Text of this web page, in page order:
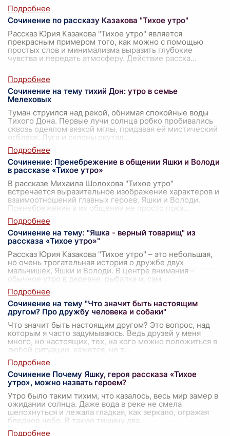
Сочинение по рассказу Казакова "Тихое утро"
Рассказ Юрия Казакова "Тихое утро" является
прекрасным примером того, как можно с помощью
простых слов и минимализма выразить глубокие
чувства и передать атмосферу. Действие расска...
Сочинение на тему тихий Дон: утро в семье
Мелеховых
Туман струился над рекой, обнимая спокойные воды
Тихого Дона. Первые лучи солнца робко пробивались
сквозь одеялом вязкой мглы, придавая ей мистический
отблеск. Луга и склоны окутал
Сочинение: Пренебрежение в общении Яшки и Володи
в рассказе «Тихое утро»
В рассказе Михаила Шолохова "Тихое утро"
встречается выразительное изображение характеров и
взаимоотношений главных героев, Яшки и Володи.
Пренебрежение в их общении не просто пока
Сочинение на тему: "Яшка - верный товарищ" из
рассказа «Тихое утро»"
Рассказ Юрия Казакова "Тихое утро" – это небольшая,
но очень трогательная история о дружбе двух
мальчишек, Яшки и Володи. В центре внимания –
обычное утро в деревне, рыбалка и, сам
Сочинение на тему "Что значит быть настоящим
другом? Про дружбу человека и собаки"
Что значит быть настоящим другом? Это вопрос, над
которым я часто задумываюсь. Ведь друзей у меня
много, но настоящих, тех, на кого можно положиться в
любой ситуации, кажется, не т
Сочинение Почему Яшку, героя рассказа «Тихое
утро», можно назвать героем?
Утро было таким тихим, что казалось, весь мир замер в
ожидании солнца. Даже вода в реке не смела
шелохнуться и лежала гладкая, как зеркало, отражая
бледное небо. В такую тишину два